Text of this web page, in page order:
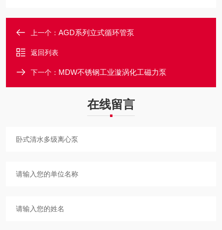
上一个： AGD系列立式循环管泵
返回列表
下一个： MDW不锈钢工业漩涡化工磁力泵
在线留言